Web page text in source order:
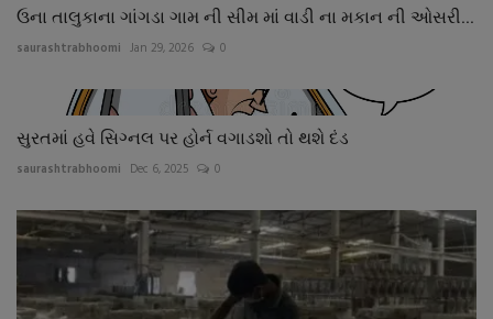
ઉના તાલુકાના ગાંગડા ગામ ની સીમ માં વાડી ના મકાન ની ઓસરી...
saurashtrabhoomi Jan 29, 2026 0
સુરતમાં હવે સિગ્નલ પર હોર્ન વગાડશો તો થશે દંડ
saurashtrabhoomi Dec 6, 2025 0